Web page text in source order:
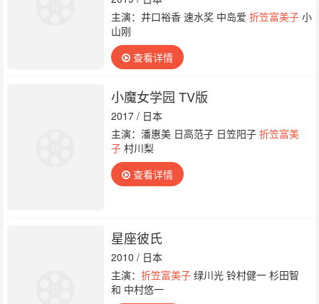
主演：井口裕香 速水奖 中岛爱 折笠富美子小
山刚
查看详情
小魔女学园 TV版
2017 / 日本
主演：潘惠美 日高范子 日笠阳子 折笠富美
子村川梨
查看详情
星座彼氏
2010 / 日本
主演： 折笠富美子绿川光 铃村健一 杉田智
和 中村悠一